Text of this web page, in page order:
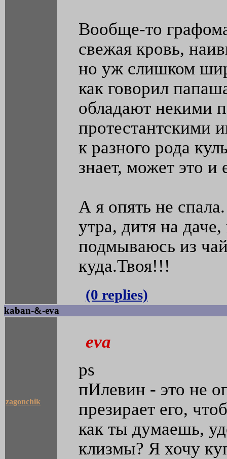
Вообще-то
свежая кровь,
но уж слишком
как говорил
обладают некими
протестантскими
к разного рода
знает, может это и
А я опять не
утра, дитя на
подмываюсь из
куда.Твоя!!!
(0 replies)
kaban-&-eva
zagonchik
eva
ps
пИлевин - это не
презирает его,
как ты думаешь,
клизмы? Я хочу